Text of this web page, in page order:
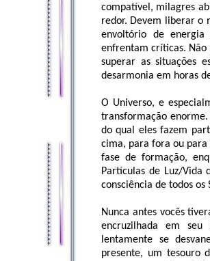
compatível, milagres
redor. Devem liberar o
envoltório de energia
enfrentam críticas. Não
superar as situações
desarmonia em horas
O Universo, e
transformação
do qual eles fazem
cima, para fora ou para
fase de formação,
Partículas de Luz/Vida
consciência de todos os
Nunca antes vocês
encruzilhada em seu
lentamente se
presente, um tesouro